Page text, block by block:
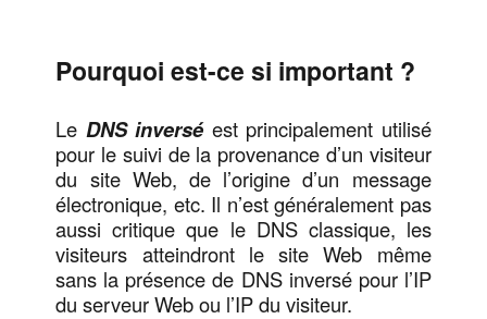
Pourquoi est-ce si important ?
Le DNS inverséest principalement utilisé
pour le suivi de la provenance d’un visiteur
du site Web, de l’origine d’un message
électronique, etc. Il n’est généralement pas
aussi critique que le DNS classique, les
visiteurs atteindront le site Web même
sans la présence de DNS inversé pour l’IP
du serveur Web ou l’IP du visiteur.